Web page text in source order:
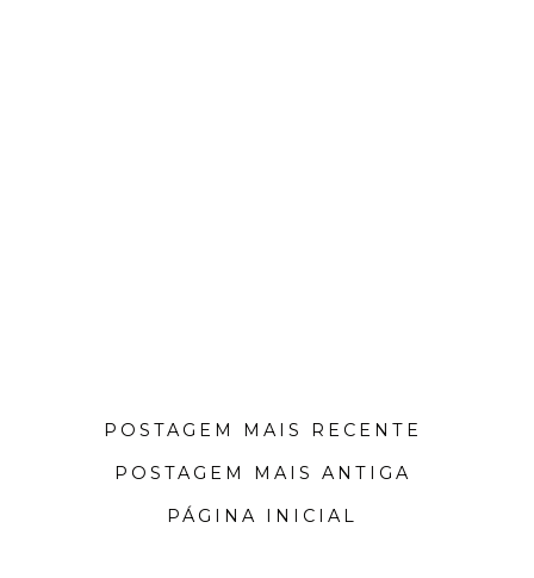
POSTAGEM MAIS RECENTE
POSTAGEM MAIS ANTIGA
PÁGINA INICIAL